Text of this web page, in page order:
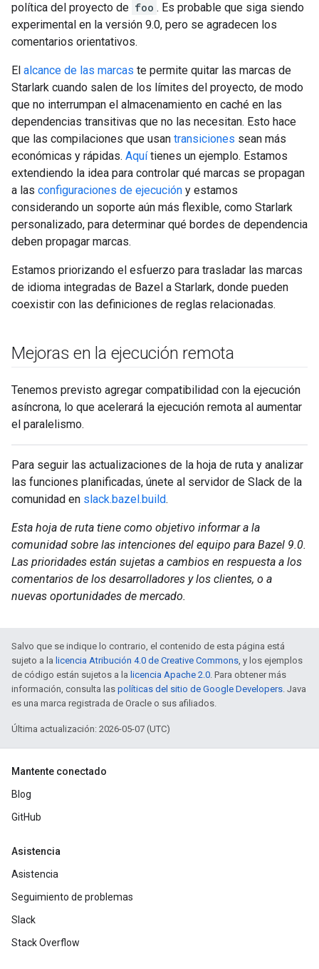
política del proyecto de foo . Es probable que siga siendo
experimental en la versión 9.0, pero se agradecen los
comentarios orientativos.
El alcance de las marcas te permite quitar las marcas de
Starlark cuando salen de los límites del proyecto, de modo
que no interrumpan el almacenamiento en caché en las
dependencias transitivas que no las necesitan. Esto hace
que las compilaciones que usan transiciones sean más
económicas y rápidas. Aquítienes un ejemplo. Estamos
extendiendo la idea para controlar qué marcas se propagan
a las configuraciones de ejecución y estamos
considerando un soporte aún más flexible, como Starlark
personalizado, para determinar qué bordes de dependencia
deben propagar marcas.
Estamos priorizando el esfuerzo para trasladar las marcas
de idioma integradas de Bazel a Starlark, donde pueden
coexistir con las definiciones de reglas relacionadas.
Mejoras en la ejecución remota
Tenemos previsto agregar compatibilidad con la ejecución
asíncrona, lo que acelerará la ejecución remota al aumentar
el paralelismo.
Para seguir las actualizaciones de la hoja de ruta y analizar
las funciones planificadas, únete al servidor de Slack de la
comunidad en slack.bazel.build.
Esta hoja de ruta tiene como objetivo informar a la
comunidad sobre las intenciones del equipo para Bazel 9.0.
Las prioridades están sujetas a cambios en respuesta a los
comentarios de los desarrolladores y los clientes, o a
nuevas oportunidades de mercado.
Salvo que se indique lo contrario, el contenido de esta página está
sujeto a la licencia Atribución 4.0 de Creative Commons, y los ejemplos
de código están sujetos a la licencia Apache 2.0. Para obtener más
información, consulta las políticas del sitio de Google Developers. Java
es una marca registrada de Oracle o sus afiliados.
Última actualización: 2026-05-07 (UTC)
Mantente conectado
Blog
GitHub
Asistencia
Asistencia
Seguimiento de problemas
Slack
Stack Overflow